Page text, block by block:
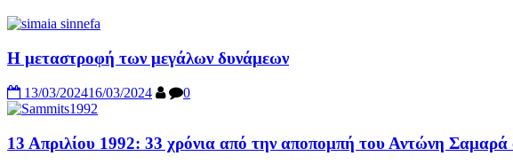
Η μεταστροφή των μεγάλων δυνάμεων
13/03/202416/03/2024 0
13 Απριλίου 1992: 33 χρόνια από την αποπομπή του Αντώνη